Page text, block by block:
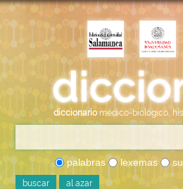
diccionario médico-biológico,
palabras lexemas
buscar al azar